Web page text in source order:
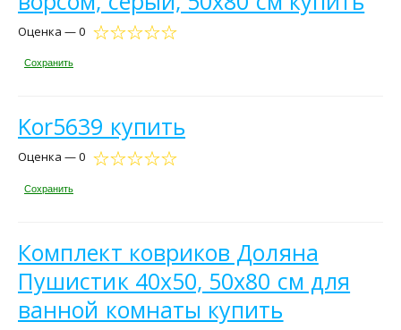
Оценка — 0
Сохранить
Kor5639 купить
Оценка — 0
Сохранить
Комплект ковриков Доляна
Пушистик 40x50, 50x80 см для
ванной комнаты купить